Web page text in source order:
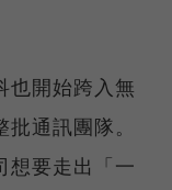
也開始跨入無
通訊團隊。
想要走出「一